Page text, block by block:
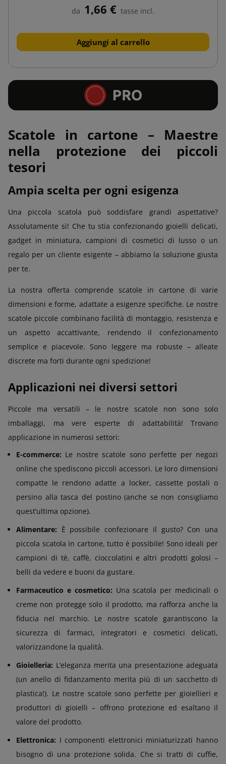
da 1,66 € tasse incl.
Aggiungi al carrello
Scatole in cartone – Maestre
nella protezione dei piccoli
tesori
Ampia scelta per ogni esigenza
Una piccola scatola può soddisfare grandi aspettative?
Assolutamente sì! Che tu stia confezionando gioielli delicati,
gadget in miniatura, campioni di cosmetici di lusso o un
regalo per un cliente esigente – abbiamo la soluzione giusta
per te.
La nostra offerta comprende scatole in cartone di varie
dimensioni e forme, adattate a esigenze specifiche. Le nostre
scatole piccole combinano facilità di montaggio, resistenza e
un aspetto accattivante, rendendo il confezionamento
semplice e piacevole. Sono leggere ma robuste – alleate
discrete ma forti durante ogni spedizione!
Applicazioni nei diversi settori
Piccole ma versatili – le nostre scatole non sono solo
imballaggi, ma vere esperte di adattabilità! Trovano
applicazione in numerosi settori:
E-commerce: Le nostre scatole sono perfette per negozi
online che spediscono piccoli accessori. Le loro dimensioni
compatte le rendono adatte a locker, cassette postali o
persino alla tasca del postino (anche se non consigliamo
quest’ultima opzione).
Alimentare: È possibile confezionare il gusto? Con una
piccola scatola in cartone, tutto è possibile! Sono ideali per
campioni di tè, caffè, cioccolatini e altri prodotti golosi –
belli da vedere e buoni da gustare.
Farmaceutico e cosmetico: Una scatola per medicinali o
creme non protegge solo il prodotto, ma rafforza anche la
fiducia nel marchio. Le nostre scatole garantiscono la
sicurezza di farmaci, integratori e cosmetici delicati,
valorizzandone la qualità.
Gioielleria: L’eleganza merita una presentazione adeguata
(un anello di fidanzamento merita più di un sacchetto di
plastica!). Le nostre scatole sono perfette per gioiellieri e
produttori di gioielli – offrono protezione ed esaltano il
valore del prodotto.
Elettronica: I componenti elettronici miniaturizzati hanno
bisogno di una protezione solida. Che si tratti di cuffie,